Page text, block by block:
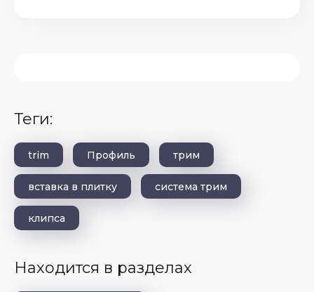
теги:
trim Профиль трим
вставка в плитку система трим
клипса
Находится в разделах